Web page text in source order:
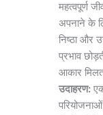
महत्वपूर्ण
अपनाने के
निष्ठा और
प्रभाव
आकार
उदाहरण: